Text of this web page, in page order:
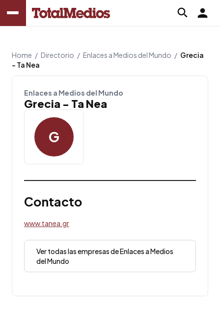
Home / Directorio / Enlaces a Medios del Mundo / Grecia
- Ta Nea
Enlaces a Medios del Mundo
Grecia - Ta Nea
G
Contacto
www.tanea.gr
Ver todas las empresas de Enlaces a Medios
del Mundo